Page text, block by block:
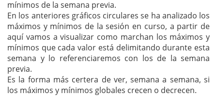
mínimos de la semana previa.
En los anteriores gráficos circulares se ha analizado los
máximos y mínimos de la sesión en curso, a partir de
aquí vamos a visualizar como marchan los máximos y
mínimos que cada valor está delimitando durante esta
semana y lo referenciaremos con los de la semana
previa.
Es la forma más certera de ver, semana a semana, si
los máximos y mínimos globales crecen o decrecen.